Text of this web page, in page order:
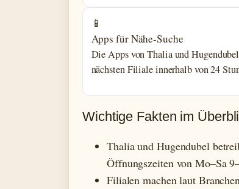
📱
Apps für Nähe-Suche
Die Apps von Thalia und
nächsten Filiale innerhalb von 24
Wichtige Fakten im
Thalia und Hugendubel
Öffnungszeiten von Mo–Sa
Filialen machen laut